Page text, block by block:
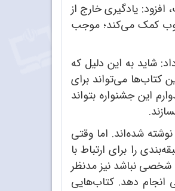
یادگیری خارج از
خوب کمک می‌کند؛ موجب
شاید به این دلیل که
کتاب‌ها می‌تواند برای
این جشنواره بتواند
شده‌اند. اما وقتی
را برای ارتباط با
شخصی نباشد نیز مدنظر
انجام دهد. کتاب‌هایی